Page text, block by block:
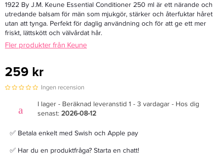
1922 By J.M. Keune Essential Conditioner 250 ml är ett närande och
utredande balsam för män som mjukgör, stärker och återfuktar håret
utan att tynga. Perfekt för daglig användning och för att ge ett mer
friskt, lättskött och välvårdat hår.
Fler produkter från Keune
259 kr
Ingen recension
I lager - Beräknad leveranstid 1 - 3 vardagar - Hos dig
senast: 2026-08-12
✅ Betala enkelt med Swish och Apple pay
✅ Har du en produktfråga? Starta en chatt!